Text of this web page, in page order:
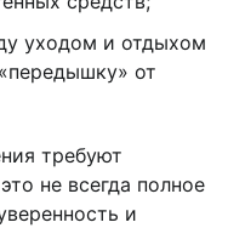
уходом и отдыхом
от
требуют
не всегда полное
и